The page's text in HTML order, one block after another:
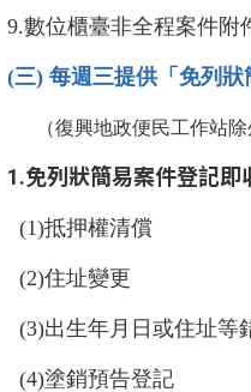
9.數位櫃臺非全程案件附
(三) 每週三提供「免列
（復興地政便民工作站除
1.免列狀簡易案件登記即
(1)抵押權清償
(2)住址變更
(3)出生年月日或住址等
(4)塗銷預告登記